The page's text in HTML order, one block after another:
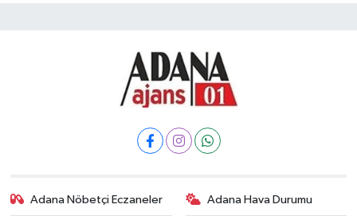
Adana Nöbetçi Eczaneler Adana Hava Durumu